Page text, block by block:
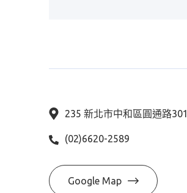
235 新北市中和區圓通路
(02)6620-2589
Google Map